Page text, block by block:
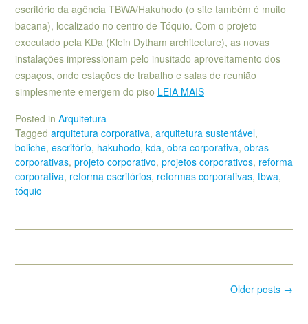
escritório da agência TBWA/Hakuhodo (o site também é muito
bacana), localizado no centro de Tóquio. Com o projeto
executado pela KDa (Klein Dytham architecture), as novas
instalações impressionam pelo inusitado aproveitamento dos
espaços, onde estações de trabalho e salas de reunião
simplesmente emergem do piso LEIA MAIS
Posted in Arquitetura
Tagged arquitetura corporativa, arquitetura sustentável,
boliche, escritório, hakuhodo, kda, obra corporativa, obras
corporativas, projeto corporativo, projetos corporativos, reforma
corporativa, reforma escritórios, reformas corporativas, tbwa,
tóquio
Older posts →